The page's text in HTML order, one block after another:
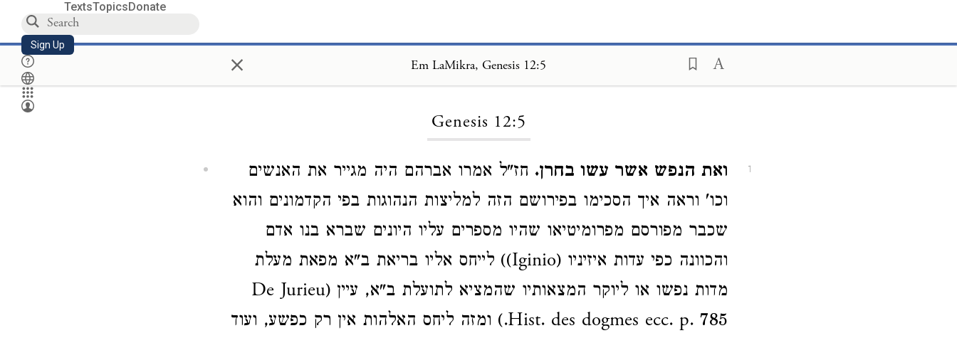
TextsTopicsDonate
Sign Up × Em LaMikra, Genesis 12:5
Genesis 12:5
1 ואת הנפש אשר עשו בחרן. חז"ל אמרו אברהם היה מגייר את האנשים
וכו' וראה איך הסכימו בפירושם הזה למליצות הנהוגות בפי הקדמונים והוא
שכבר מפורסם מפרומיטיאו שהיו מספרים עליו היונים שברא בנו אדם
והכוונה כפי עדות איזיניו (Iginio)) לייחס אליו בריאת ב"א מפאת מעלת
מדות נפשו או ליוקר המצאותיו שהמציא לתועלת ב"א, עיין (De Jurieu
Hist. des dogmes ecc. p. 785.) ומזה ליחס האלהות אין רק כפשע, ועוד